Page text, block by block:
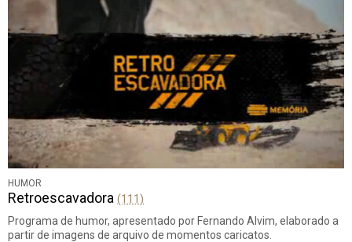
HUMOR
Retroescavadora (111)
Programa de humor, apresentado por Fernando Alvim, elaborado a
partir de imagens de arquivo de momentos caricatos.